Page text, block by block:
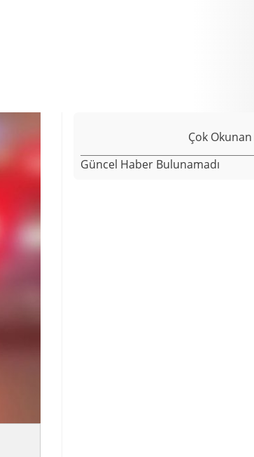
Çok
Güncel Haber Bulunamadı